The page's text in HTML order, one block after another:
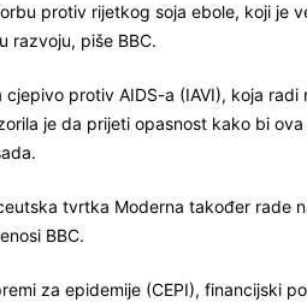
protiv rijetkog soja ebole, koji je
razvoju, piše BBC.
protiv AIDS-a (IAVI), koja radi
je da prijeti opasnost kako bi
tvrtka Moderna također rade
BBC.
za epidemije (CEPI), financijski